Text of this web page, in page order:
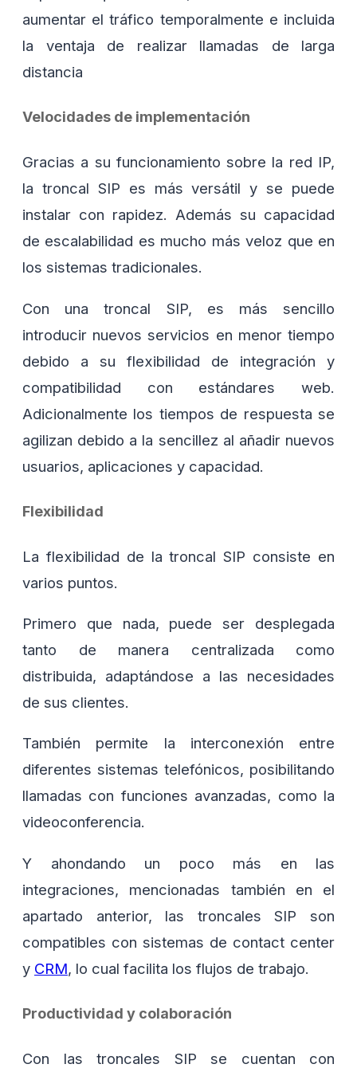
aumentar el tráfico temporalmente e incluida
la ventaja de realizar llamadas de larga
distancia
Velocidades de implementación
Gracias a su funcionamiento sobre la red IP,
la troncal SIP es más versátil y se puede
instalar con rapidez. Además su capacidad
de escalabilidad es mucho más veloz que en
los sistemas tradicionales.
Con una troncal SIP, es más sencillo
introducir nuevos servicios en menor tiempo
debido a su flexibilidad de integración y
compatibilidad con estándares web.
Adicionalmente los tiempos de respuesta se
agilizan debido a la sencillez al añadir nuevos
usuarios, aplicaciones y capacidad.
Flexibilidad
La flexibilidad de la troncal SIP consiste en
varios puntos.
Primero que nada, puede ser desplegada
tanto de manera centralizada como
distribuida, adaptándose a las necesidades
de sus clientes.
También permite la interconexión entre
diferentes sistemas telefónicos, posibilitando
llamadas con funciones avanzadas, como la
videoconferencia.
Y ahondando un poco más en las
integraciones, mencionadas también en el
apartado anterior, las troncales SIP son
compatibles con sistemas de contact center
y CRM, lo cual facilita los flujos de trabajo.
Productividad y colaboración
Con las troncales SIP se cuentan con